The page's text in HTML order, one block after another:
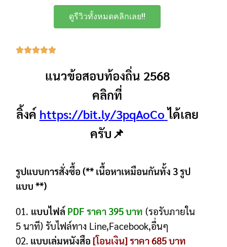
ดูรีวิวทั้งหมดคลิกเลย!!
แนวข้อสอบท้องถิ่น 2568
คลิกที่
ลิ้งค์ https://bit.ly/3pqAoCo ได้เลย
ครับ📌
รูปแบบการสั่งซื้อ (** เนื้อหาเหมือนกันทั้ง 3 รูป
แบบ **)
01. แบบไฟล์ PDF ราคา 395 บาท (รอรับภายใน
5 นาที) รับไฟล์ทาง Line,Facebook,อื่นๆ
02. แบบเล่มหนังสือ [โอนเงิน] ราคา 685 บาท